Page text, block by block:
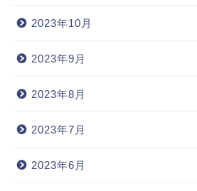
2023年10月
2023年9月
2023年8月
2023年7月
2023年6月